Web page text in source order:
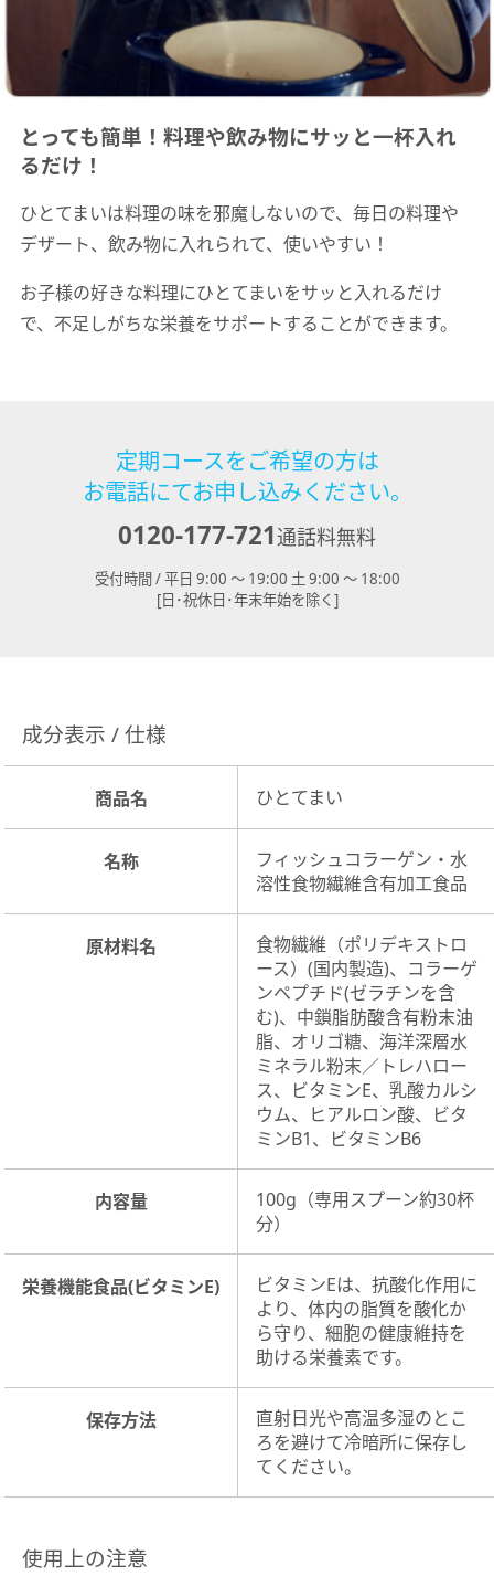
とっても簡単！料理や飲み物にサッと一杯入れ
るだけ！
ひとてまいは料理の味を邪魔しないので、毎日の料理や
デザート、飲み物に入れられて、使いやすい！
お子様の好きな料理にひとてまいをサッと入れるだけ
で、不足しがちな栄養をサポートすることができます。
定期コースをご希望の方は
お電話にてお申し込みください。
0120-177-721通話料無料
受付時間 / 平日 9:00 ～ 19:00 土 9:00 ～ 18:00
[日･祝休日･年末年始を除く]
成分表示 / 仕様
商品名 ひとてまい
名称
フィッシュコラーゲン・水
溶性食物繊維含有加工食品
原材料名
食物繊維（ポリデキストロ
ース）(国内製造)、コラーゲ
ンペプチド(ゼラチンを含
む)、中鎖脂肪酸含有粉末油
脂、オリゴ糖、海洋深層水
ミネラル粉末／トレハロー
ス、ビタミンE、乳酸カルシ
ウム、ヒアルロン酸、ビタ
ミンB1、ビタミンB6
内容量
100g（専用スプーン約30杯
分）
栄養機能食品(ビタミンE)
ビタミンEは、抗酸化作用に
より、体内の脂質を酸化か
ら守り、細胞の健康維持を
助ける栄養素です。
保存方法
直射日光や高温多湿のとこ
ろを避けて冷暗所に保存し
てください。
使用上の注意